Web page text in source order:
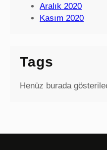
Aralık 2020
Kasım 2020
Tags
Henüz burada